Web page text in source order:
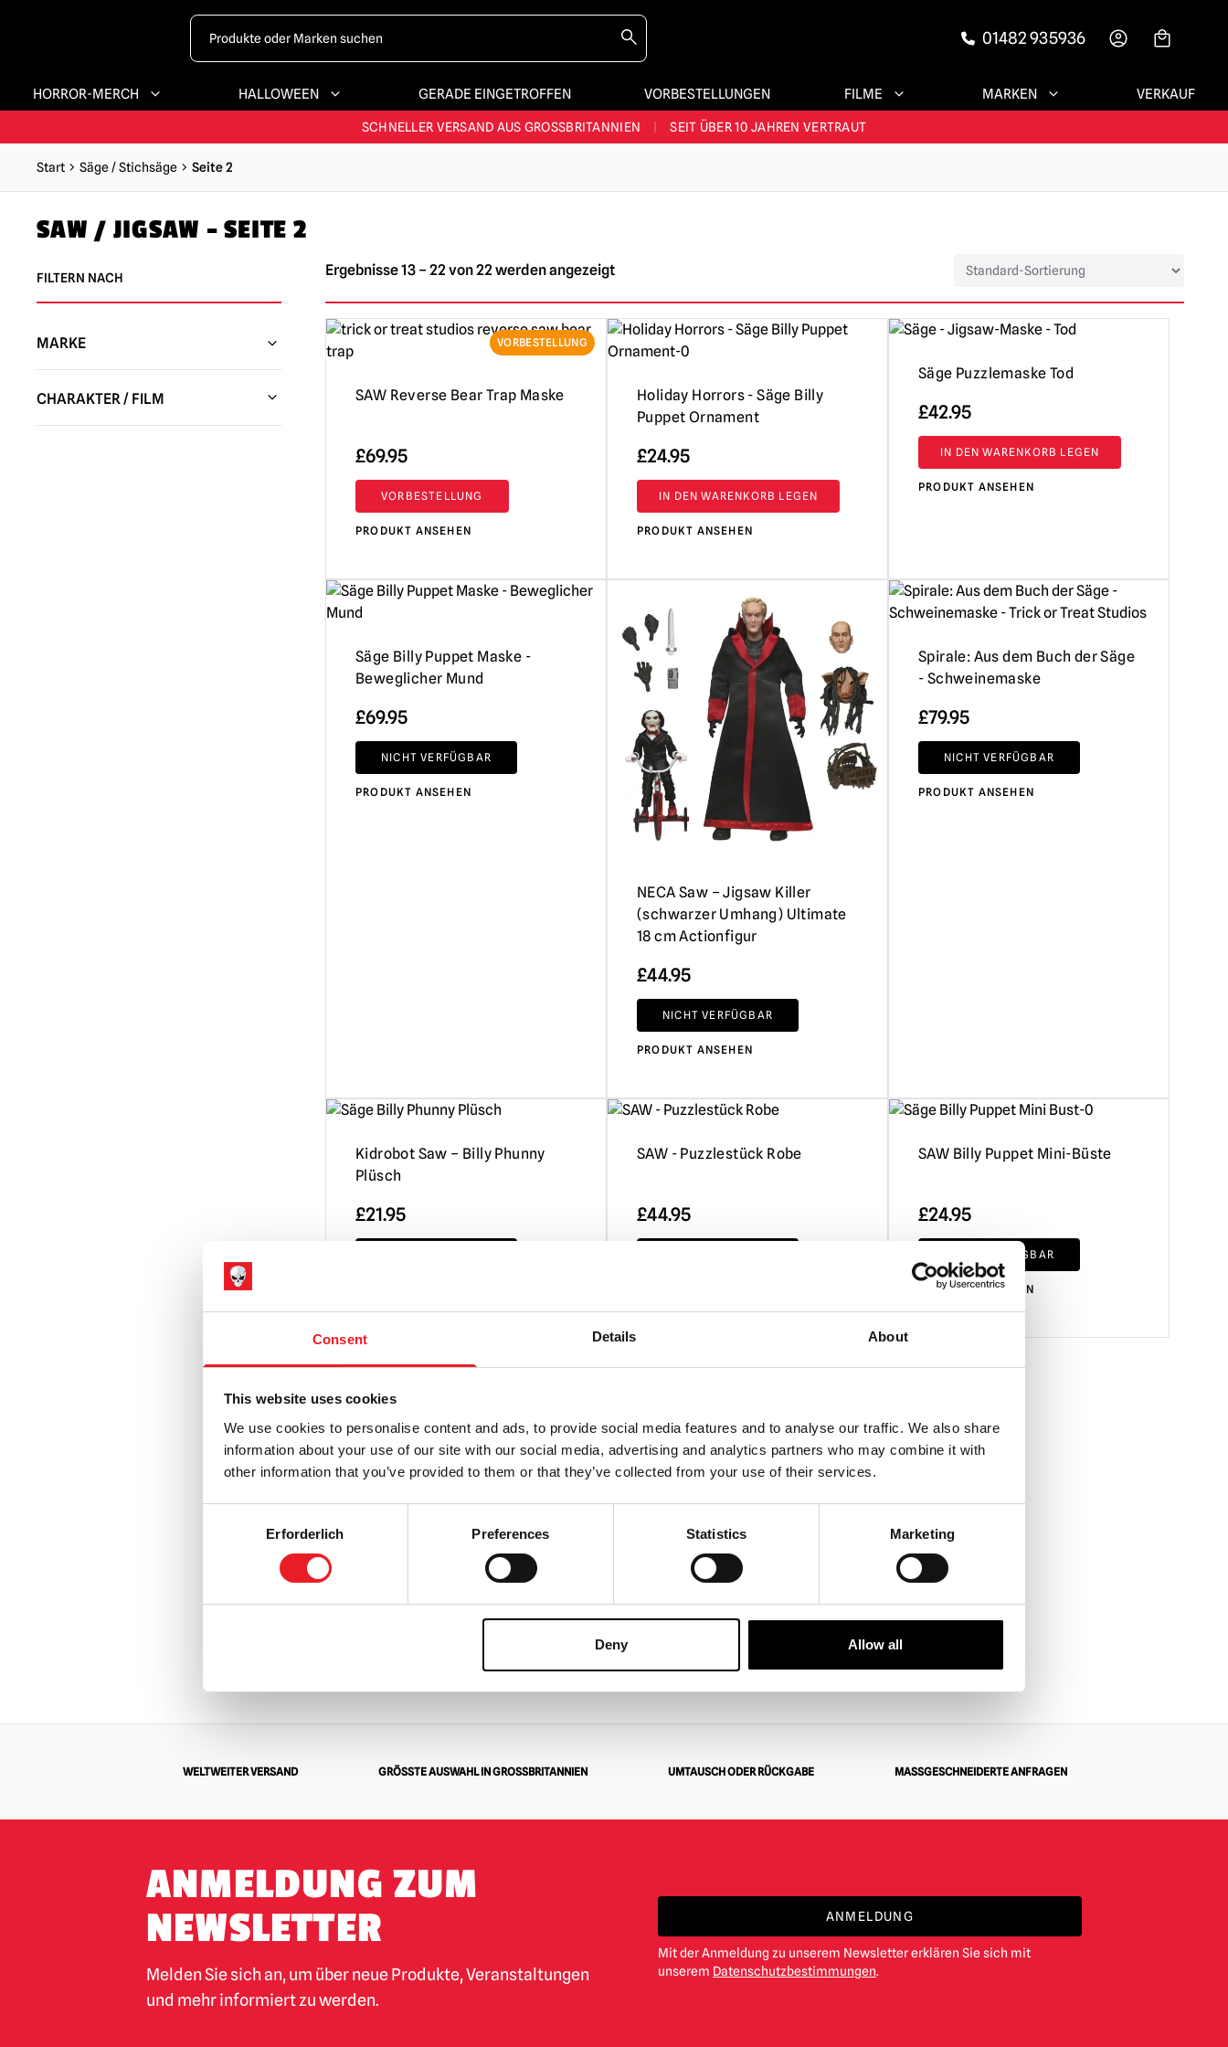
Consent Details About
This website uses cookies
We use cookies to personalise content and ads, to provide social media features and to analyse our traffic. We also share
information about your use of our site with our social media, advertising and analytics partners who may combine it with
other information that you’ve provided to them or that they’ve collected from your use of their services.
Erforderlich Preferences Statistics Marketing
Deny Allow all
01482 935936
HORROR-MERCH HALLOWEEN GERADE EINGETROFFEN VORBESTELLUNGEN FILME MARKEN VERKAUF
GRÖSSTES & BESTES SORTIMENT IM VEREINIGTEN KÖNIGREICH | ÜBER 60.000 ZUFRIEDENE KUNDEN
SCHNELLER VERSAND AUS GROSSBRITANNIEN SEIT ÜBER 10 JAHREN VERTRAUT
GRÖSSTES HALLOWEEN-SORTIMENT IN UK | ÜBER 300 REQUISITEN!
Start Säge / Stichsäge Seite 2
SAW / JIGSAW – SEITE 2
FILTERN NACH
MARKE
CHARAKTER / FILM
Ergebnisse 13 – 22 von 22 werden angezeigt
VORBESTELLUNG
SAW Reverse Bear Trap Maske
£69.95
VORBESTELLUNG
PRODUKT ANSEHEN
Holiday Horrors - Säge Billy
Puppet Ornament
£24.95
IN DEN WARENKORB LEGEN
PRODUKT ANSEHEN
Säge Puzzlemaske Tod
£42.95
IN DEN WARENKORB LEGEN
PRODUKT ANSEHEN
Säge Billy Puppet Maske -
Beweglicher Mund
£69.95
NICHT VERFÜGBAR
PRODUKT ANSEHEN
NECA Saw – Jigsaw Killer
(schwarzer Umhang) Ultimate
18 cm Actionfigur
£44.95
NICHT VERFÜGBAR
PRODUKT ANSEHEN
Spirale: Aus dem Buch der Säge
- Schweinemaske
£79.95
NICHT VERFÜGBAR
PRODUKT ANSEHEN
Kidrobot Saw – Billy Phunny
Plüsch
£21.95
SAW - Puzzlestück Robe
£44.95
SAW Billy Puppet Mini-Büste
£24.95
NICHT VERFÜGBAR
PRODUKT ANSEHEN
Puppe Mega Scale Mit Sound
£89.95
WELTWEITER VERSAND GRÖSSTE AUSWAHL IN GROSSBRITANNIEN UMTAUSCH ODER RÜCKGABE MASSGESCHNEIDERTE ANFRAGEN
ANMELDUNG ZUM
NEWSLETTER
Melden Sie sich an, um über neue Produkte, Veranstaltungen
und mehr informiert zu werden.
ANMELDUNG
Mit der Anmeldung zu unserem Newsletter erklären Sie sich mit
unserem Datenschutzbestimmungen.